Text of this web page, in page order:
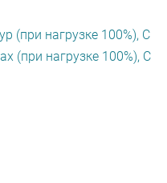
(при нагрузке 100%), C
(при нагрузке 100%), C